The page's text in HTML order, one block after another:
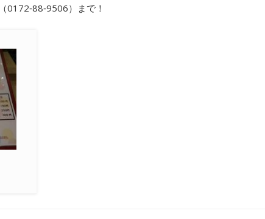
2025年8月
2025年5月
2025年4月
2024年11月
2024年10月
2024年9月
0172‐88‐9506）まで！